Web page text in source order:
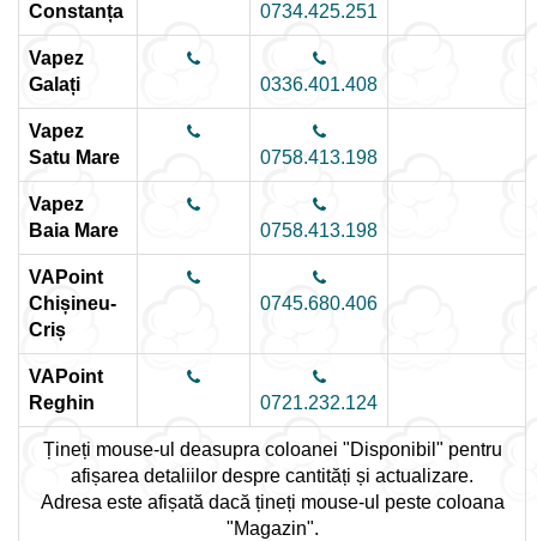
Constanța
0734.425.251
Vapez
Galați
0336.401.408
Vapez
Satu Mare
0758.413.198
Vapez
Baia Mare
0758.413.198
VAPoint
Chișineu-
Criș
0745.680.406
VAPoint
Reghin
0721.232.124
Țineți mouse-ul deasupra coloanei "Disponibil" pentru
afișarea detaliilor despre cantități și actualizare.
Adresa este afișată dacă țineți mouse-ul peste coloana
"Magazin".